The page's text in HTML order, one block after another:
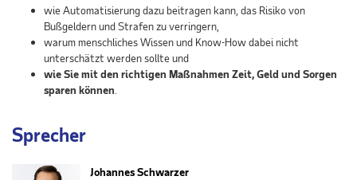
wie Automatisierung dazu beitragen kann, das Risiko von
Bußgeldern und Strafen zu verringern,
warum menschliches Wissen und Know-How dabei nicht
unterschätzt werden sollte und
wie Sie mit den richtigen Maßnahmen Zeit, Geld und Sorgen
sparen können
Sprecher
Johannes Schwarzer